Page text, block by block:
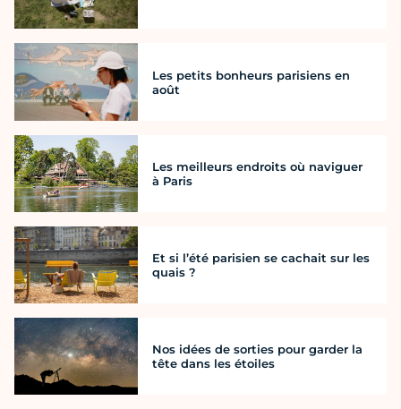
Les petits bonheurs parisiens en
août
Les meilleurs endroits où naviguer
à Paris
Et si l’été parisien se cachait sur les
quais ?
Nos idées de sorties pour garder la
tête dans les étoiles